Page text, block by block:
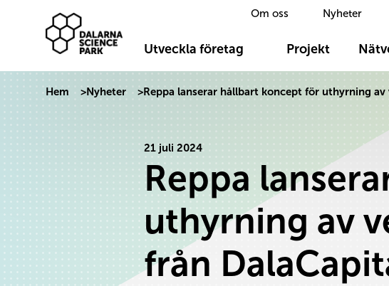
Hoppa till innehåll
Om oss Nyheter
Dalarna Science Park
Utveckla företag
Projekt
Hem >Nyheter >Reppa lanserar hållbart koncept för uthyrning
21 juli 2024
Reppa
uthyrning av
från